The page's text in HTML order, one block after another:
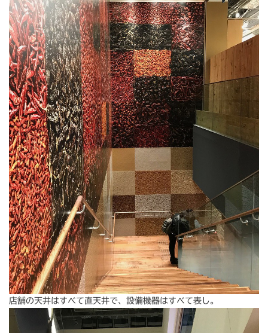
店舗の天井はすべて直天井で、設備機器はすべて表し。